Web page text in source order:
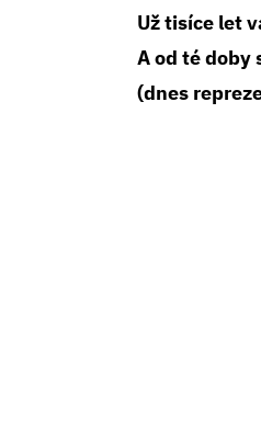
Už tisíce let
A od té doby
(dnes